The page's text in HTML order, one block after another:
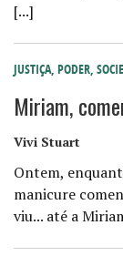
[...]
JUSTIÇA, PODER,
Miriam,
Vivi Stuart
Ontem,
manicure
viu... até a